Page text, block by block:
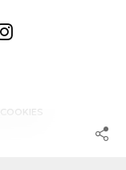
COOKIES